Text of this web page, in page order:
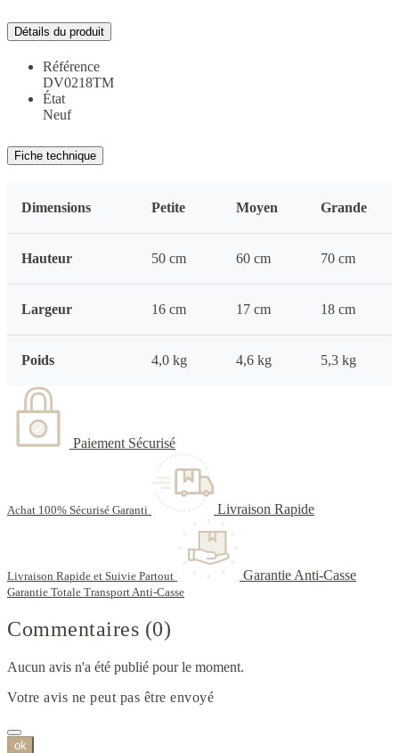
Détails du produit
Référence
DV0218TM
État
Neuf
Fiche technique
Dimensions Petite Moyen Grande
Hauteur 50 cm 60 cm 70 cm
Largeur 16 cm 17 cm 18 cm
Poids 4,0 kg 4,6 kg 5,3 kg
Paiement Sécurisé
Achat 100% Sécurisé Garanti Livraison Rapide
Livraison Rapide et Suivie Partout Garantie Anti-Casse
Garantie Totale Transport Anti-Casse
Commentaires (0)
Aucun avis n'a été publié pour le moment.
Votre avis ne peut pas être envoyé
ok